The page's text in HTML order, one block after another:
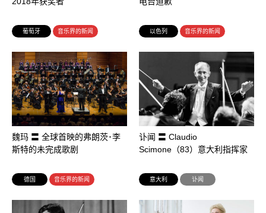
葡萄牙 音乐界的新闻 以色列 音乐界的新闻
魏玛 〓 全球首映的弗朗茨･李
斯特的未完成歌剧
德国 音乐界的新闻
讣闻 〓 Claudio
Scimone（83）意大利指挥家
意大利 讣闻